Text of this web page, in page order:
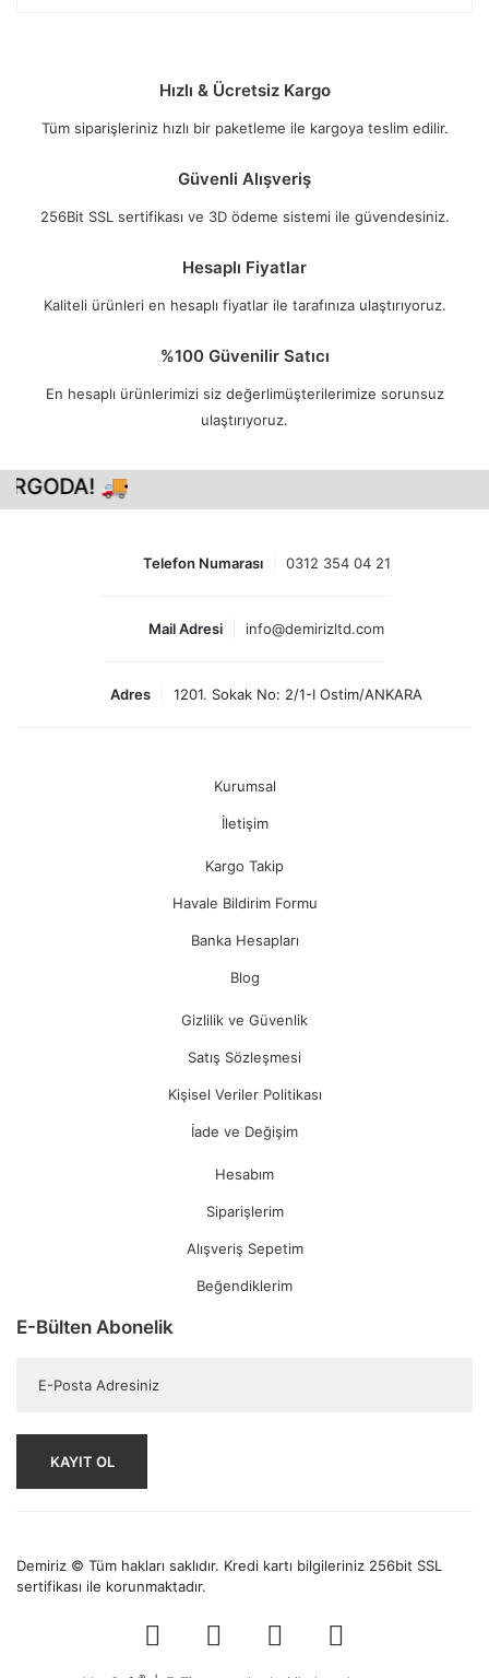
Hızlı & Ücretsiz Kargo
Tüm siparişleriniz hızlı bir paketleme ile kargoya teslim edilir.
Güvenli Alışveriş
256Bit SSL sertifikası ve 3D ödeme sistemi ile güvendesiniz.
Hesaplı Fiyatlar
Kaliteli ürünleri en hesaplı fiyatlar ile tarafınıza ulaştırıyoruz.
%100 Güvenilir Satıcı
En hesaplı ürünlerimizi siz değerlimüşterilerimize sorunsuz
ulaştırıyoruz.
🚚
Telefon Numarası 0312 354 04 21
Mail Adresi info@demirizltd.com
Adres 1201. Sokak No: 2/1-I Ostim/ANKARA
Kurumsal
İletişim
Kargo Takip
Havale Bildirim Formu
Banka Hesapları
Blog
Gizlilik ve Güvenlik
Satış Sözleşmesi
Kişisel Veriler Politikası
İade ve Değişim
Hesabım
Siparişlerim
Alışveriş Sepetim
Beğendiklerim
E-Bülten Abonelik
KAYIT OL
Demiriz © Tüm hakları saklıdır. Kredi kartı bilgileriniz 256bit SSL
sertifikası ile korunmaktadır.